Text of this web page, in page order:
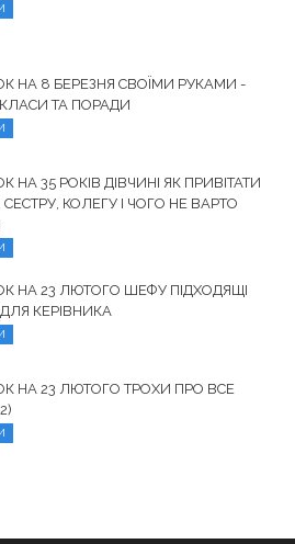
НА 8 БЕРЕЗНЯ СВОЇМИ РУКАМИ -
ТА ПОРАДИ
НА 35 РОКІВ ДІВЧИНІ ЯК ПРИВІТАТИ
КОЛЕГУ І ЧОГО НЕ ВАРТО
НА 23 ЛЮТОГО ШЕФУ ПІДХОДЯЩІ
КЕРІВНИКА
НА 23 ЛЮТОГО ТРОХИ ПРО ВСЕ